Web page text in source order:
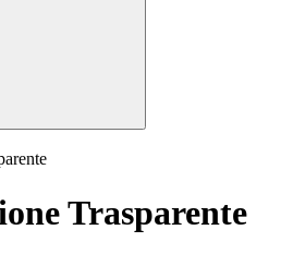
Trasparente